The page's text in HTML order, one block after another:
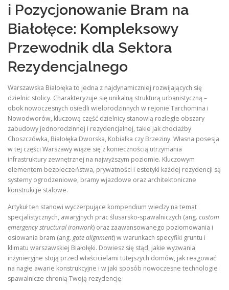
i Pozycjonowanie Bram na
Białołęce: Kompleksowy
Przewodnik dla Sektora
Rezydencjalnego
Warszawska Białołęka to jedna z najdynamiczniej rozwijających się
dzielnic stolicy. Charakteryzuje się unikalną strukturą urbanistyczną –
obok nowoczesnych osiedli wielorodzinnych w rejonie Tarchomina i
Nowodworów, kluczową część dzielnicy stanowią rozległe obszary
zabudowy jednorodzinnej i rezydencjalnej, takie jak chociażby
Choszczówka, Białołęka Dworska, Kobiałka czy Brzeziny. Własna posesja
w tej części Warszawy wiąże się z koniecznością utrzymania
infrastruktury zewnętrznej na najwyższym poziomie. Kluczowym
elementem bezpieczeństwa, prywatności i estetyki każdej rezydencji są
systemy ogrodzeniowe, bramy wjazdowe oraz architektoniczne
konstrukcje stalowe.
Artykuł ten stanowi wyczerpujące kompendium wiedzy na temat
specjalistycznych, awaryjnych prac ślusarsko-spawalniczych (ang. custom
emergency structural ironwork) oraz zaawansowanego poziomowania i
osiowania bram (ang. gate alignment) w warunkach specyfiki gruntu i
klimatu warszawskiej Białołęki. Dowiesz się stąd, jakie wyzwania
inżynieryjne stoją przed właścicielami tutejszych domów, jak reagować
na nagłe awarie konstrukcyjne i w jaki sposób nowoczesne technologie
spawalnicze chronią Twoją rezydencję.